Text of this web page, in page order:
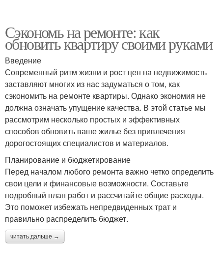
Сэкономь на ремонте: как
обновить квартиру своими руками
Введение
Современный ритм жизни и рост цен на недвижимость
заставляют многих из нас задуматься о том, как
сэкономить на ремонте квартиры. Однако экономия не
должна означать упущение качества. В этой статье мы
рассмотрим несколько простых и эффективных
способов обновить ваше жилье без привлечения
дорогостоящих специалистов и материалов.
Планирование и бюджетирование
Перед началом любого ремонта важно четко определить
свои цели и финансовые возможности. Составьте
подробный план работ и рассчитайте общие расходы.
Это поможет избежать непредвиденных трат и
правильно распределить бюджет.
читать дальше →